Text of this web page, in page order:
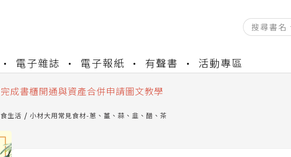
電子雜誌 電子報紙 有聲書 活動專區
資產合併與書櫃開通申請
成書櫃開通與資產合併申請圖文教學
資產合併與書櫃開通申請
生活 小材大用常見食材-蔥、薑、蒜、韭、醋、茶